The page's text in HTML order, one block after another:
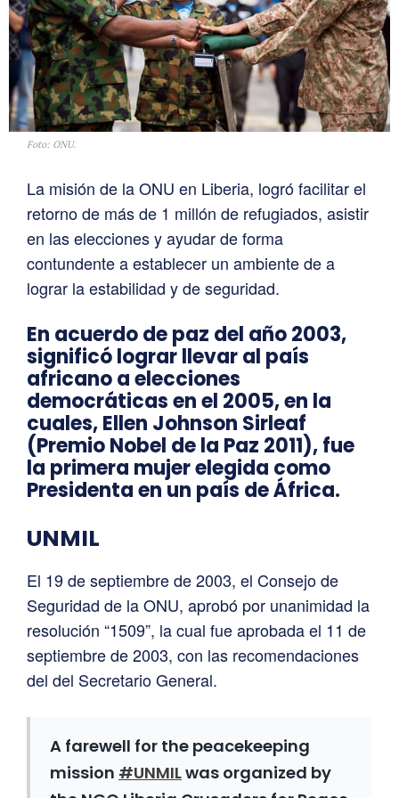
Foto: ONU.
La misión de la ONU en Liberia, logró facilitar el
retorno de más de 1 millón de refugiados, asistir
en las elecciones y ayudar de forma
contundente a establecer un ambiente de a
lograr la estabilidad y de seguridad.
En acuerdo de paz del año 2003,
significó lograr llevar al país
africano a elecciones
democráticas en el 2005, en la
cuales, Ellen Johnson Sirleaf
(Premio Nobel de la Paz 2011), fue
la primera mujer elegida como
Presidenta en un país de África.
UNMIL
El 19 de septiembre de 2003, el Consejo de
Seguridad de la ONU, aprobó por unanimidad la
resolución “1509”, la cual fue aprobada el 11 de
septiembre de 2003, con las recomendaciones
del del Secretario General.
A farewell for the peacekeeping
mission #UNMILwas organized by